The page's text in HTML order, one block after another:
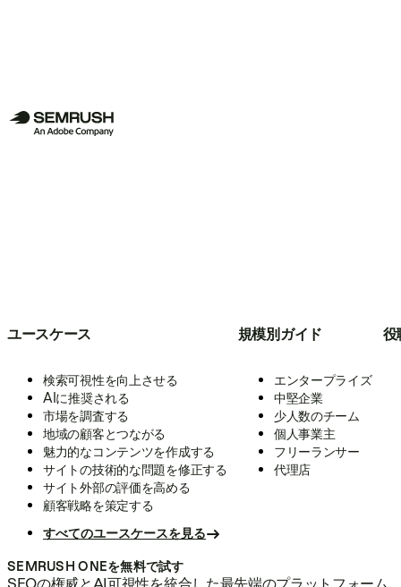
ユースケース
検索可視性を向上させる
AIに推奨される
市場を調査する
地域の顧客とつながる
魅力的なコンテンツを作成する
サイトの技術的な問題を修正する
サイト外部の評価を高める
顧客戦略を策定する
すべてのユースケースを見る
規模別ガイド
エンタープライズ
中堅企業
少人数のチーム
個人事業主
フリーランサー
代理店
役
SEMRUSH ONEを無料で試す
SEOの権威とAI可視性を統合した最先端のプラットフォーム